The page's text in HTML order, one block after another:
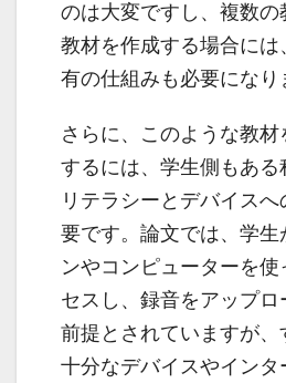
のは大変ですし、複数の
教材を作成する場合に
有の仕組みも必要になり
さらに、このような教材
するには、学生側もあ
リテラシーとデバイス
要です。論文では、学生
ンやコンピューターを使
セスし、録音をアップ
前提とされていますが
十分なデバイスやインタ